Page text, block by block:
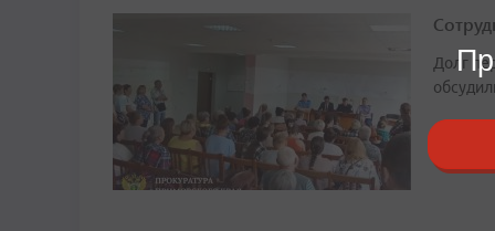
Долг
сегодня,